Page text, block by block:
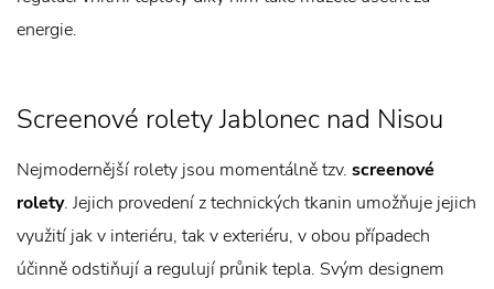
energie.
Screenové rolety Jablonec nad Nisou
Nejmodernější rolety jsou momentálně tzv. screenové
rolety. Jejich provedení z technických tkanin umožňuje jejich
využití jak v interiéru, tak v exteriéru, v obou případech
účinně odstiňují a regulují průnik tepla. Svým designem